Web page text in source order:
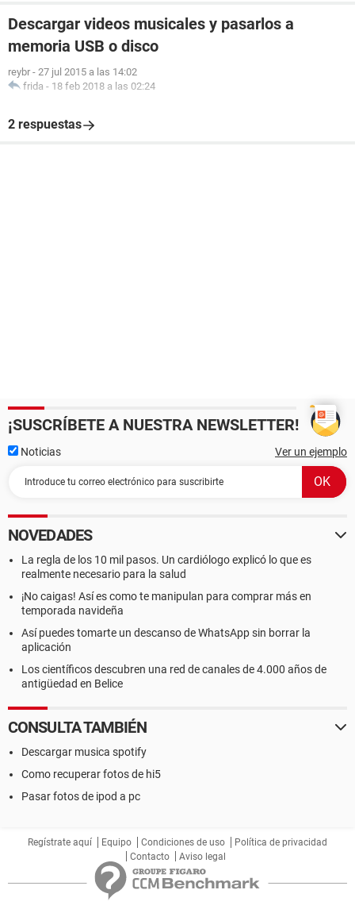
Descargar videos musicales y pasarlos a
memoria USB o disco
reybr - 27 jul 2015 a las 14:02
frida - 18 feb 2018 a las 02:24
2 respuestas
¡SUSCRÍBETE A NUESTRA NEWSLETTER!
Noticias Ver un ejemplo
NOVEDADES
La regla de los 10 mil pasos. Un cardiólogo explicó lo que es
realmente necesario para la salud
¡No caigas! Así es como te manipulan para comprar más en
temporada navideña
Así puedes tomarte un descanso de WhatsApp sin borrar la
aplicación
Los científicos descubren una red de canales de 4.000 años de
antigüedad en Belice
CONSULTA TAMBIÉN
Descargar musica spotify
Como recuperar fotos de hi5
Pasar fotos de ipod a pc
Regístrate aquí Equipo Condiciones de uso
Política de privacidad
Contacto
Aviso legal